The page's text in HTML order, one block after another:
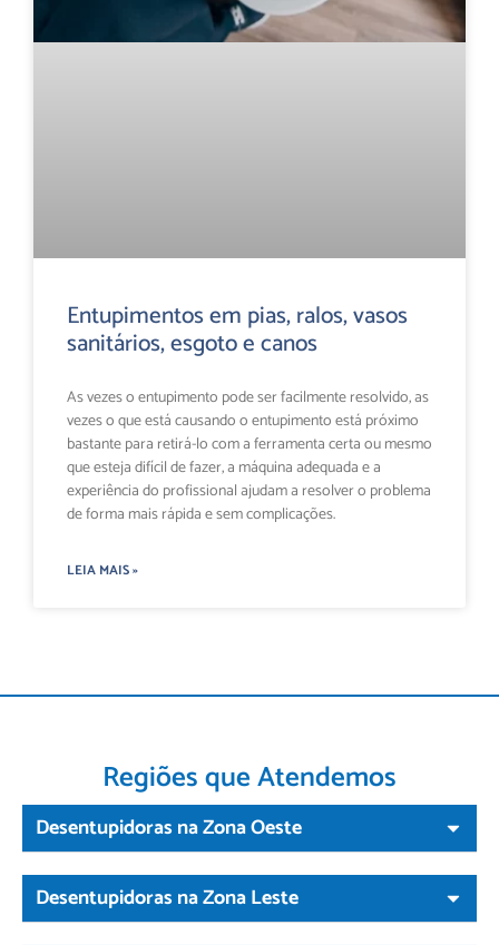
Entupimentos em pias, ralos, vasos
sanitários, esgoto e canos
As vezes o entupimento pode ser facilmente resolvido, as
vezes o que está causando o entupimento está próximo
bastante para retirá-lo com a ferramenta certa ou mesmo
que esteja difícil de fazer, a máquina adequada e a
experiência do profissional ajudam a resolver o problema
de forma mais rápida e sem complicações.
LEIA MAIS »
Regiões que Atendemos
Desentupidoras na Zona Oeste
Desentupidoras na Zona Leste